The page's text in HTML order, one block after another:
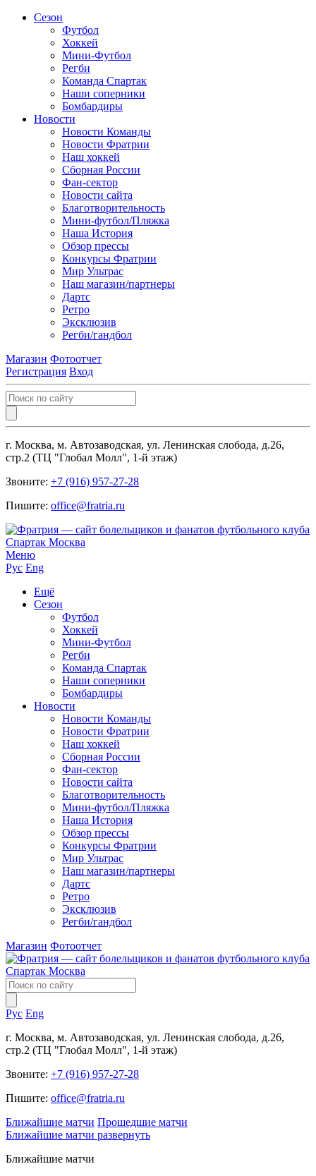
Сезон
Футбол
Хоккей
Мини-Футбол
Регби
Команда Спартак
Наши соперники
Бомбардиры
Новости
Новости Команды
Новости Фратрии
Наш хоккей
Сборная России
Фан-cектор
Новости сайта
Благотворительность
Мини-футбол/Пляжка
Наша История
Обзор прессы
Конкурсы Фратрии
Мир Ультрас
Наш магазин/партнеры
Дартс
Ретро
Эксклюзив
Регби/гандбол
Магазин Фотоотчет
Регистрация Вход
г. Москва, м. Автозаводская, ул. Ленинская слобода, д.26,
стр.2 (ТЦ "Глобал Молл", 1-й этаж)
Звоните: +7 (916) 957-27-28
Пишите: office@fratria.ru
Меню
Рус Eng
Ещё
Сезон
Футбол
Хоккей
Мини-Футбол
Регби
Команда Спартак
Наши соперники
Бомбардиры
Новости
Новости Команды
Новости Фратрии
Наш хоккей
Сборная России
Фан-cектор
Новости сайта
Благотворительность
Мини-футбол/Пляжка
Наша История
Обзор прессы
Конкурсы Фратрии
Мир Ультрас
Наш магазин/партнеры
Дартс
Ретро
Эксклюзив
Регби/гандбол
Магазин Фотоотчет
Рус Eng
г. Москва, м. Автозаводская, ул. Ленинская слобода, д.26,
стр.2 (ТЦ "Глобал Молл", 1-й этаж)
Звоните: +7 (916) 957-27-28
Пишите: office@fratria.ru
Ближайшие матчи Прошедшие матчи
Ближайшие матчи развернуть
Ближайшие матчи